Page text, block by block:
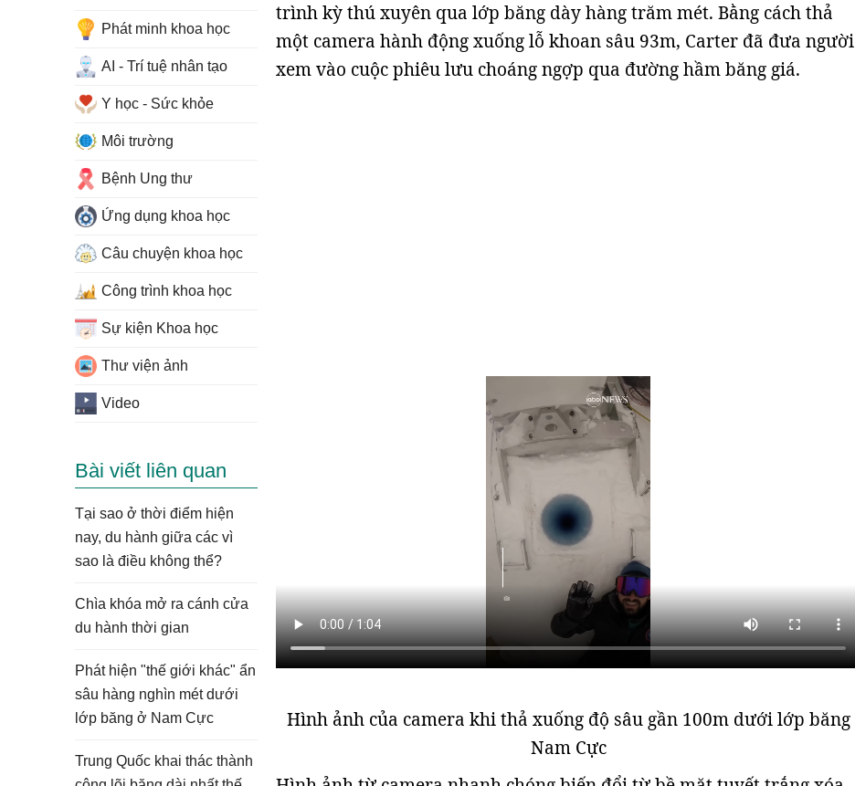
trình kỳ thú xuyên qua lớp băng dày hàng trăm mét. Bằng cách thả
một camera hành động xuống lỗ khoan sâu 93m, Carter đã đưa người
xem vào cuộc phiêu lưu choáng ngợp qua đường hầm băng giá.
Hình ảnh của camera khi thả xuống độ sâu gần 100m dưới lớp băng
Nam Cực
Phát minh khoa học
AI - Trí tuệ nhân tạo
Y học - Sức khỏe
Môi trường
Bệnh Ung thư
Ứng dụng khoa học
Câu chuyện khoa học
Công trình khoa học
Sự kiện Khoa học
Thư viện ảnh
Video
Bài viết liên quan
Tại sao ở thời điểm hiện
nay, du hành giữa các vì
sao là điều không thể?
Chìa khóa mở ra cánh cửa
du hành thời gian
Phát hiện "thế giới khác" ẩn
sâu hàng nghìn mét dưới
lớp băng ở Nam Cực
Trung Quốc khai thác thành